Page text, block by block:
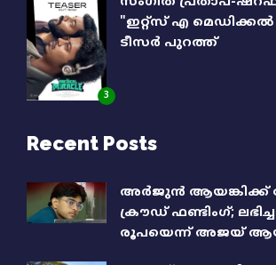
3
"ഇറ്റ്സ് എ മെഡിക്കൽ
ടീസർ പുറത്ത്
Recent Posts
അര്‍ജുന്‍ ആയങ്കിക്ക്
ക്രൗഡ് ഫണ്ടിംഗ്;
രൂപയെന്ന് അജയ്